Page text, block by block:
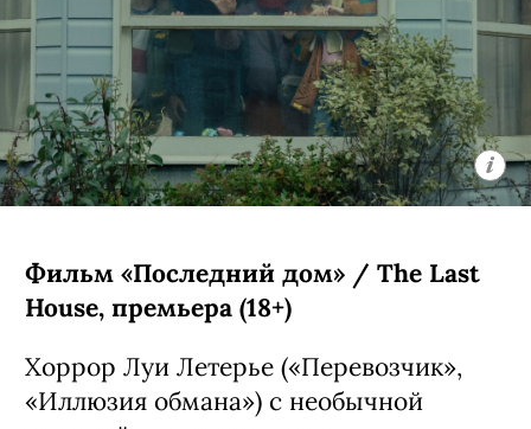
Фильм «Последний дом» / The Last
House, премьера (18+)
Хоррор Луи Летерье («Перевозчик»,
«Иллюзия обмана») с необычной